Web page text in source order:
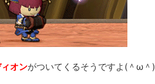
オンがついてくるそうですよ(＾ω＾)